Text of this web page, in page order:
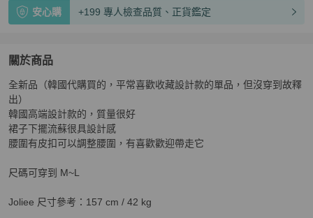
安心購 +199 專人檢查品質、正貨鑑定
關於商品
關於＃復古風韓國設計款酒紅格子撞色流蘇長裙 商品詳情與購
全新品（韓國代購買的，平常喜歡收藏設計款的單品，但沒穿到故釋
出）
韓國高端設計款的，質量很好
裙子下擺流蘇很具設計感
腰圍有皮扣可以調整腰圍，有喜歡歡迎帶走它
尺碼可穿到 M~L
Joliee 尺寸參考：157 cm / 42 kg